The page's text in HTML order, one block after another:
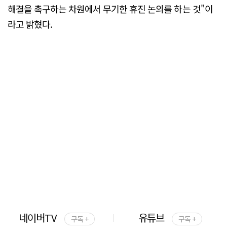
해결을 촉구하는 차원에서 무기한 휴진 논의를 하는 것"이
라고 밝혔다.
네이버TV 구독 + 유튜브 구독 +